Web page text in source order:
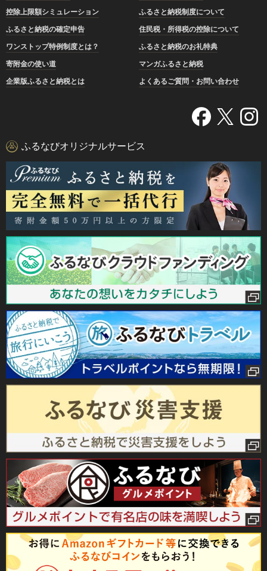
控除上限額シミュレーション
ふるさと納税制度について
ふるさと納税の確定申告
住民税・所得税の控除について
ワンストップ特例制度とは？
ふるさと納税のお礼特典
寄附金の使い道
マンガふるさと納税
企業版ふるさと納税とは
よくあるご質問・お問い合わせ
ふるなびオリジナルサービス